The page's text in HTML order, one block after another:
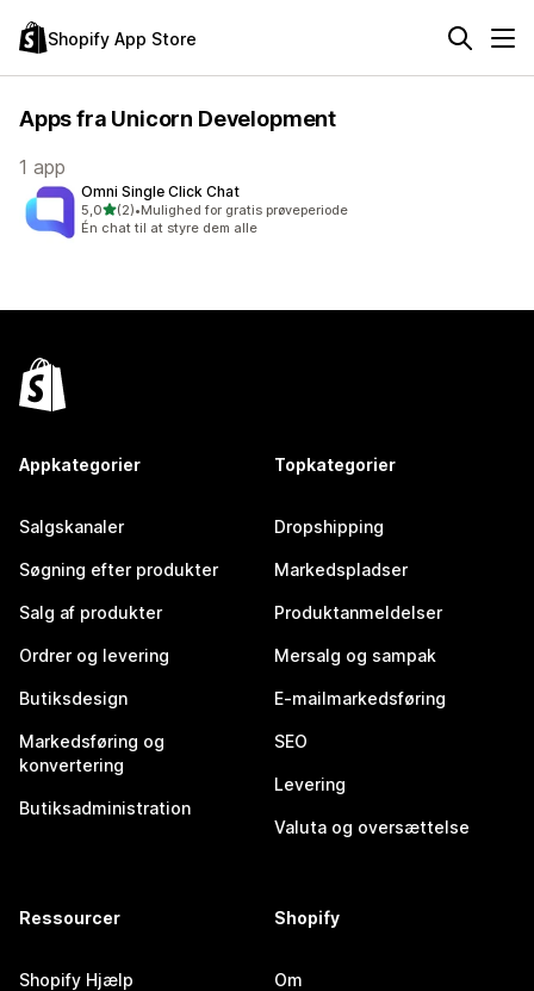
Shopify App Store
Apps fra Unicorn Development
1 app
Omni Single Click Chat
5,0ud af 5 stjerner
(2)
2 anmeldelser i alt
•Mulighed for gratis prøveperiode
Én chat til at styre dem alle
Appkategorier
Salgskanaler
Søgning efter produkter
Salg af produkter
Ordrer og levering
Butiksdesign
Markedsføring og
konvertering
Butiksadministration
Topkategorier
Dropshipping
Markedspladser
Produktanmeldelser
Mersalg og sampak
E-mailmarkedsføring
SEO
Levering
Valuta og oversættelse
Ressourcer
Shopify Hjælp
Shopify
Om